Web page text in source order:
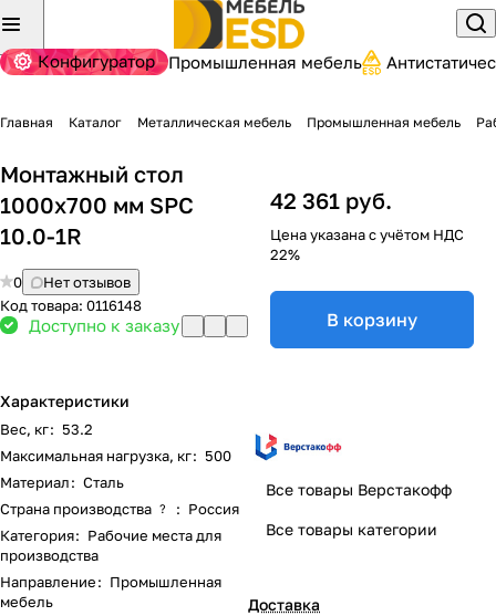
Конфигуратор Промышленная мебель
Главная Каталог Металлическая мебель Промышленная мебель
Монтажный стол
1000х700 мм SPC
10.0-1R
0
Нет отзывов
Код товара: 0116148
Доступно к заказу
Характеристики
Вес, кг: 53.2
Максимальная нагрузка, кг: 500
Материал: Сталь
Страна производства ? : Россия
Категория: Рабочие места для
производства
Направление: Промышленная
мебель
42 361 руб.
Цена указана с учётом НДС
22%
В корзину
Все товары Верстакофф
Все товары категории
Доставка